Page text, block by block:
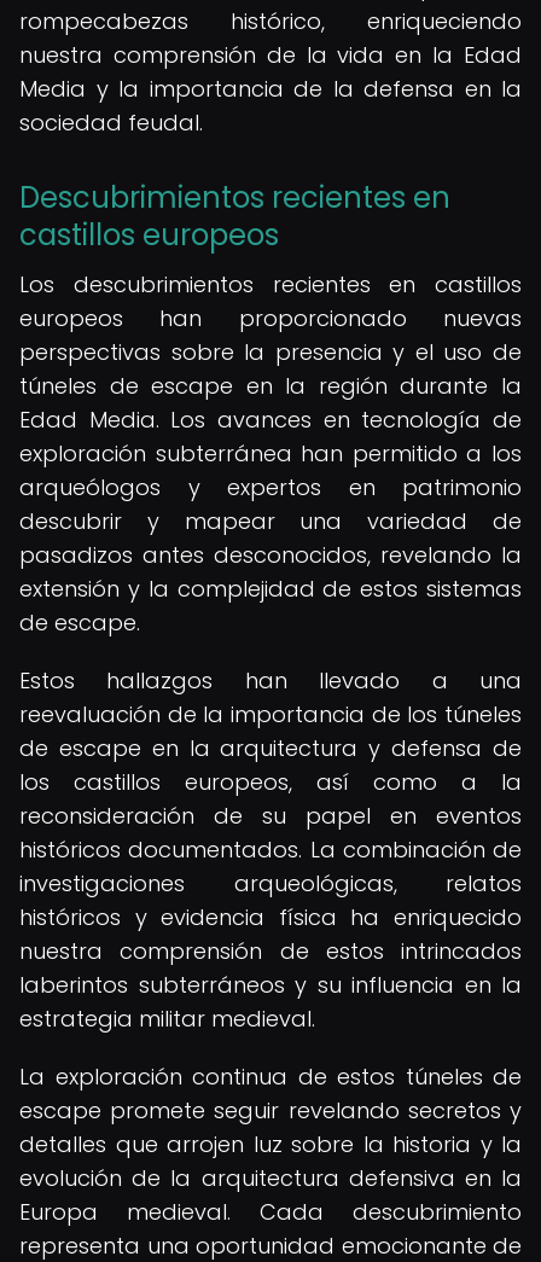
rompecabezas histórico, enriqueciendo
nuestra comprensión de la vida en la Edad
Media y la importancia de la defensa en la
sociedad feudal.
Descubrimientos recientes en
castillos europeos
Los descubrimientos recientes en castillos
europeos han proporcionado nuevas
perspectivas sobre la presencia y el uso de
túneles de escape en la región durante la
Edad Media. Los avances en tecnología de
exploración subterránea han permitido a los
arqueólogos y expertos en patrimonio
descubrir y mapear una variedad de
pasadizos antes desconocidos, revelando la
extensión y la complejidad de estos sistemas
de escape.
Estos hallazgos han llevado a una
reevaluación de la importancia de los túneles
de escape en la arquitectura y defensa de
los castillos europeos, así como a la
reconsideración de su papel en eventos
históricos documentados. La combinación de
investigaciones arqueológicas, relatos
históricos y evidencia física ha enriquecido
nuestra comprensión de estos intrincados
laberintos subterráneos y su influencia en la
estrategia militar medieval.
La exploración continua de estos túneles de
escape promete seguir revelando secretos y
detalles que arrojen luz sobre la historia y la
evolución de la arquitectura defensiva en la
Europa medieval. Cada descubrimiento
representa una oportunidad emocionante de